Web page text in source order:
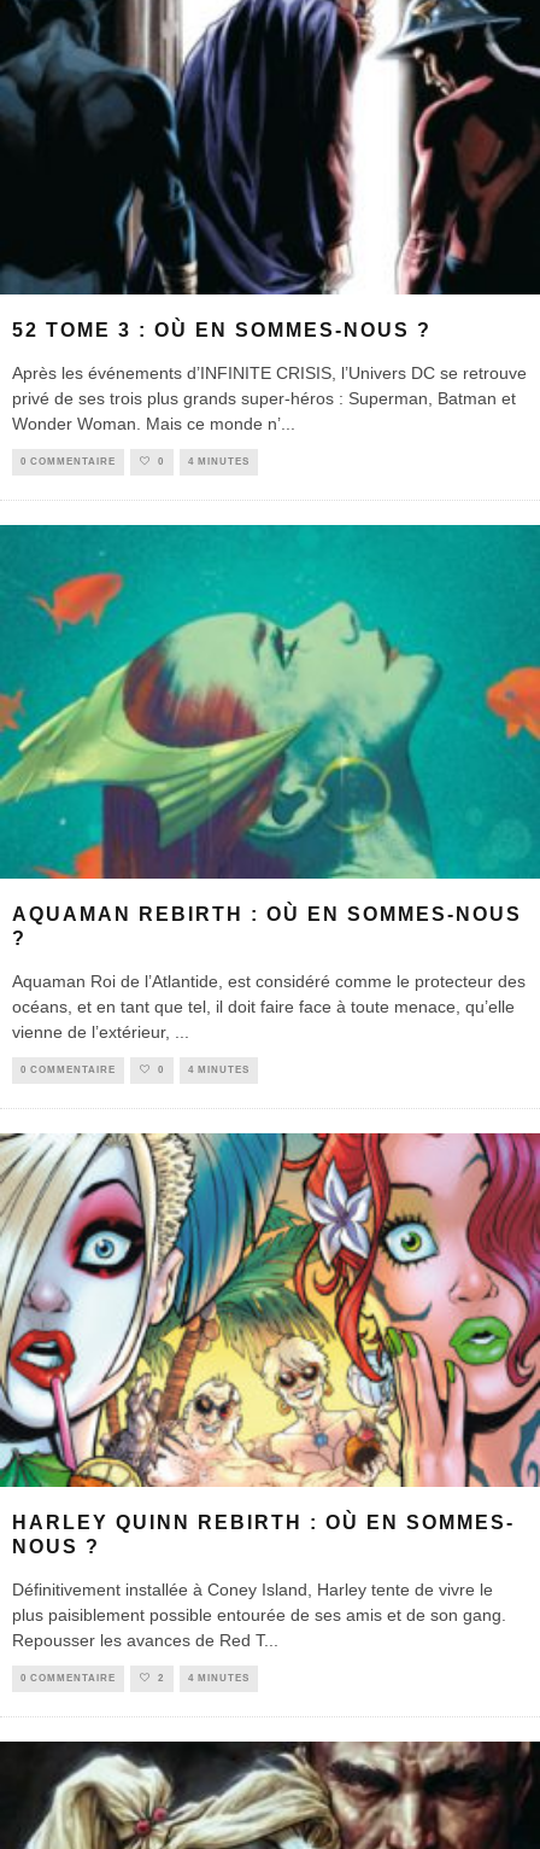
52 TOME 3 : OÙ EN SOMMES-NOUS ?
Après les événements d’INFINITE CRISIS, l’Univers DC se retrouve
privé de ses trois plus grands super-héros : Superman, Batman et
Wonder Woman. Mais ce monde n’
0 COMMENTAIRE 0 4 MINUTES
AQUAMAN REBIRTH : OÙ EN SOMMES-NOUS
?
Aquaman Roi de l’Atlantide, est considéré comme le protecteur des
océans, et en tant que tel, il doit faire face à toute menace, qu’elle
vienne de l’extérieur,
0 COMMENTAIRE 0 4 MINUTES
HARLEY QUINN REBIRTH : OÙ EN SOMMES-
NOUS ?
Définitivement installée à Coney Island, Harley tente de vivre le
plus paisiblement possible entourée de ses amis et de son gang.
Repousser les avances de Red T...
0 COMMENTAIRE 2 4 MINUTES